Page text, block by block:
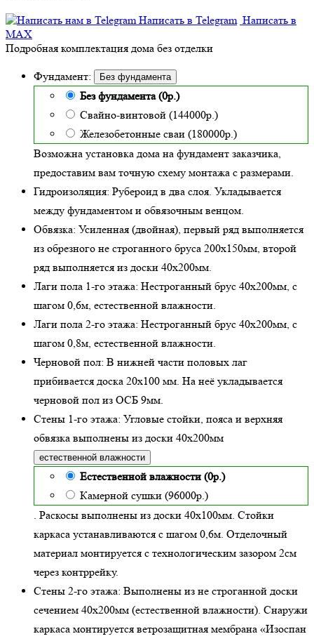
Написать в Telegram Написать в
MAX
Подробная комплектация дома без отделки
Фундамент: Без фундамента
Без фундамента (0р.)
Свайно-винтовой (144000р.)
Железобетонные сваи (180000р.)
Возможна установка дома на фундамент заказчика,
предоставим вам точную схему монтажа с размерами.
Гидроизоляция: Рубероид в два слоя. Укладывается
между фундаментом и обвязочным венцом.
Обвязка: Усиленная (двойная), первый ряд выполняется
из обрезного не строганного бруса 200х150мм, второй
ряд выполняется из доски 40х200мм.
Лаги пола 1-го этажа: Нестроганный брус 40х200мм, с
шагом 0,6м, естественной влажности.
Лаги пола 2-го этажа: Нестроганный брус 40х200мм, с
шагом 0,8м, естественной влажности.
Черновой пол: В нижней части половых лаг
прибивается доска 20х100 мм. На неё укладывается
черновой пол из ОСБ 9мм.
Стены 1-го этажа: Угловые стойки, пояса и верхняя
обвязка выполнены из доски 40х200мм
естественной влажности
Естественной влажности (0р.)
Камерной сушки (96000р.)
. Раскосы выполнены из доски 40х100мм. Стойки
каркаса устанавливаются с шагом 0,6м. Отделочный
материал монтируется с технологическим зазором 2см
через контррейку.
Стены 2-го этажа: Выполнены из не строганной доски
сечением 40х200мм (естественной влажности). Снаружи
каркаса монтируется ветрозащитная мембрана «Изоспан